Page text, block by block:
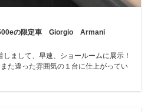
の限定車 Giorgio Armani
しまして、早速、ショールームに展示！
た違った雰囲気の１台に仕上がってい